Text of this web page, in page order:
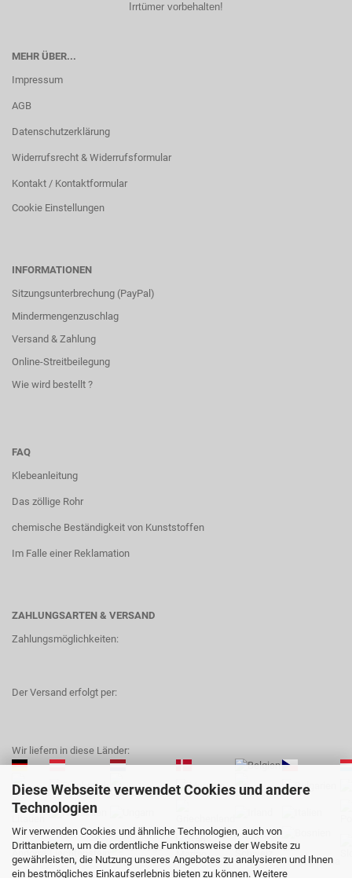
Diese Webseite verwendet Cookies und andere
Technologien
Wir verwenden Cookies und ähnliche Technologien, auch von
Drittanbietern, um die ordentliche Funktionsweise der Website zu
gewährleisten, die Nutzung unseres Angebotes zu analysieren und Ihnen
ein bestmögliches Einkaufserlebnis bieten zu können. Weitere
Irrtümer vorbehalten!
MEHR ÜBER...
Impressum
AGB
Datenschutzerklärung
Widerrufsrecht & Widerrufsformular
Kontakt / Kontaktformular
Cookie Einstellungen
INFORMATIONEN
Sitzungsunterbrechung (PayPal)
Mindermengenzuschlag
Versand & Zahlung
Online-Streitbeilegung
Wie wird bestellt ?
FAQ
Klebeanleitung
Das zöllige Rohr
chemische Beständigkeit von Kunststoffen
Im Falle einer Reklamation
ZAHLUNGSARTEN & VERSAND
Zahlungsmöglichkeiten:
Der Versand erfolgt per:
Wir liefern in diese Länder: